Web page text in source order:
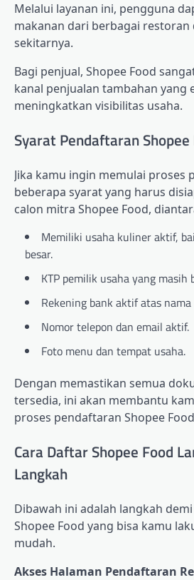
Melalui layanan ini, pengguna
makanan dari berbagai restoran
sekitarnya.
Bagi penjual, Shopee Food
kanal penjualan tambahan yang
meningkatkan visibilitas usaha.
Syarat Pendaftaran Shopee
Jika kamu ingin memulai proses
beberapa syarat yang harus
calon mitra Shopee Food,
Memiliki usaha kuliner aktif,
besar.
KTP pemilik usaha yang masih
Rekening bank aktif atas
Nomor telepon dan email aktif.
Foto menu dan tempat usaha.
Dengan memastikan semua
tersedia, ini akan membantu
proses pendaftaran Shopee
Cara Daftar Shopee Food
Langkah
Dibawah ini adalah langkah
Shopee Food yang bisa kamu
mudah.
Akses Halaman Pendaftaran